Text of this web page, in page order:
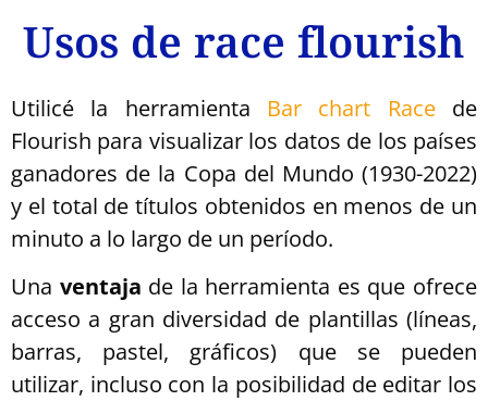
Usos de race flourish
Utilicé la herramienta Bar chart Racede
Flourish para visualizar los datos de los países
ganadores de la Copa del Mundo (1930-2022)
y el total de títulos obtenidos en menos de un
minuto a lo largo de un período.
Una ventaja de la herramienta es que ofrece
acceso a gran diversidad de plantillas (líneas,
barras, pastel, gráficos) que se pueden
utilizar, incluso con la posibilidad de editar los